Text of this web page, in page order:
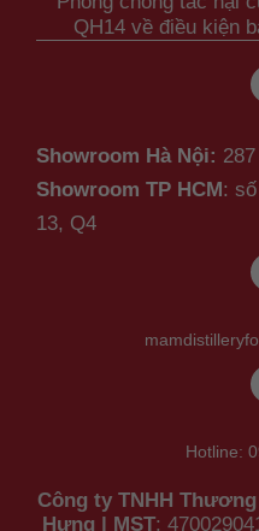
QH14 về điều kiện
Showroom Hà Nội:
Showroom TP HCM :
13, Q4
Hotline:
Công ty TNHH
Hưng
MST: